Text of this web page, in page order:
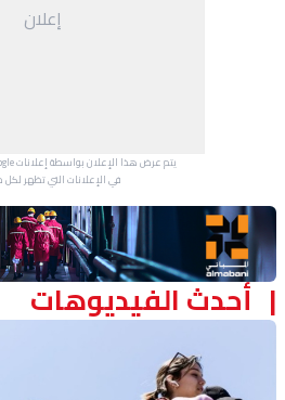
إعلان
في الإعلانات التي تظهر
Advertisement Section
أحدث الفيديوهات